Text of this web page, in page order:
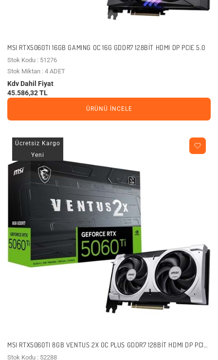
MSI RTX5060TI 16GB GAMING OC 16G GDDR7 128BIT HDMI DP PCIE 5.0
Stok Kodu : 51276
Stok Miktarı : 4 ADET
Kdv Dahil Fiyat
45.586,32 TL
ÜRÜNÜ İNCELE
Ücretsiz Kargo
Yeni
MSI RTX5060TI 8GB VENTUS 2X OC PLUS GDDR7 128BIT HDMI DP PCIE
5.0
Stok Kodu : 52288